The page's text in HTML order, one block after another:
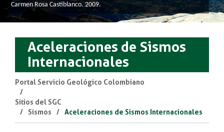
Carmen Rosa Castiblanco. 2009.
Aceleraciones de Sismos
Internacionales
Portal Servicio Geológico Colombiano
Sitios del SGC
Sismos
Aceleraciones de Sismos Internacionales